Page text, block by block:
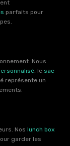
parfaits pour
Nous
, le sac
représente un
Nos lunch box
garder les